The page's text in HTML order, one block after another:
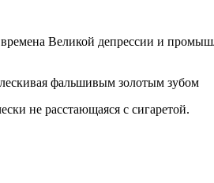
Великой депрессии и
фальшивым золотым зубом
не расстающаяся с сигаретой.